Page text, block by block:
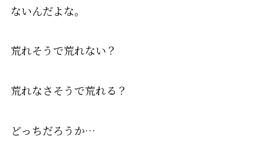
ないんだよな。
荒れそうで荒れない？
荒れなさそうで荒れる？
どっちだろうか…